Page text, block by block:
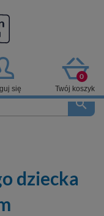
się
0
Twój koszyk
search
dziecka